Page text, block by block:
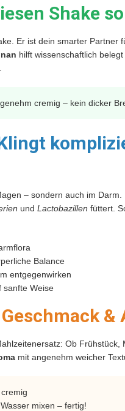
Shake
Er ist dein smarter
hilft wissenschaftlich
cremig – kein dicker
– sondern auch im
und Lactobazillen füttert.
Balance
entgegenwirken
sanfte Weise
&
Ob
mit angenehm weicher
mixen – fertig!